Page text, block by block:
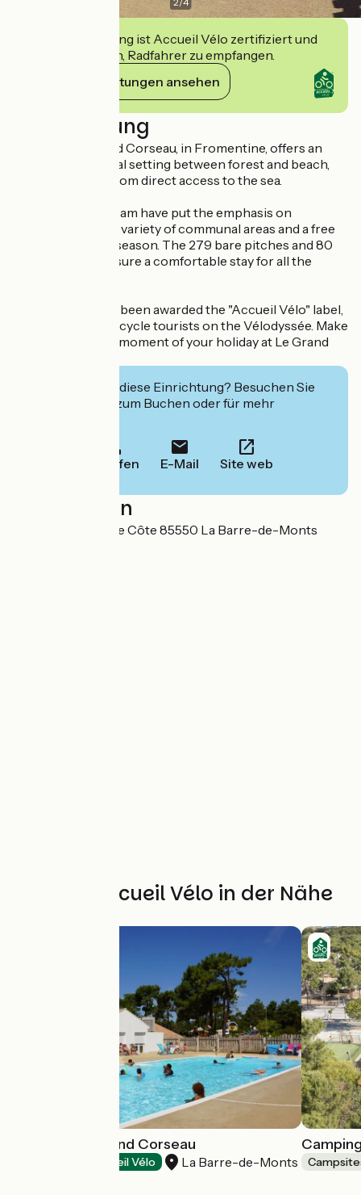
Diese Einrichtung ist Accueil Vélo zertifiziert und
verpflichtet sich, Radfahrer zu empfangen.
Ihre Verpflichtungen ansehen
Beschreibung
Camping Le Grand Corseau, in Fromentine, offers an
exceptional natural setting between forest and beach,
just 400 metres from direct access to the sea.
Vincent and his team have put the emphasis on
conviviality, with a variety of communal areas and a free
children's club in season. The 279 bare pitches and 80
mobile homes ensure a comfortable stay for all the
The campsite has been awarded the "Accueil Vélo" label,
making it ideal for cycle tourists on the Vélodyssée. Make
the most of every moment of your holiday at Le Grand
Interessiert Sie diese Einrichtung? Besuchen Sie
deren Website zum Buchen oder für mehr
Anrufen E-Mail Site web
Localisation
Route de la Grande Côte 85550 La Barre-de-Monts
Weitere Accueil Vélo in der Nähe
Camping le Grand Corseau
Accueil Vélo La Barre-de-Monts